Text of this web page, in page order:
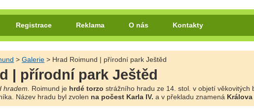
Registrace Reklama O nás Kontakty
>Galerie > Hrad Roimund | přírodní park Ještěd
| přírodní park Ještěd
hradem. Roimund je hrdé torzo strážního hradu ze 14. stol. v objetí věkovitých
Název hradu byl zvolen na počest Karla IV. a v překladu znamená